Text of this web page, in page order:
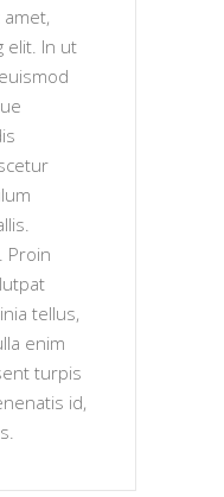
elit. In ut
Proin
tellus,
enim
turpis
id,